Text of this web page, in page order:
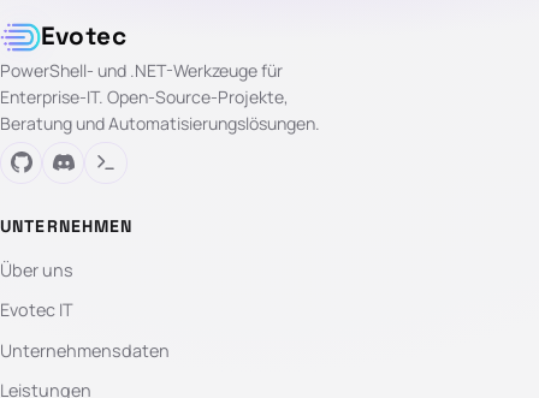
Evotec
PowerShell- und .NET-Werkzeuge für
Enterprise-IT. Open-Source-Projekte,
Beratung und Automatisierungslösungen.
UNTERNEHMEN
Über uns
Evotec IT
Unternehmensdaten
Leistungen